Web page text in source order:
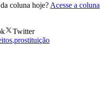
coluna hoje? Acesse a coluna
Twitter
,prostituição